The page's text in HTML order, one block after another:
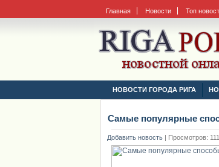
Главная Новости Топ
НОВОСТИ ГОРОДА РИГА
Самые популярные
Добавить новость | Просмотров: